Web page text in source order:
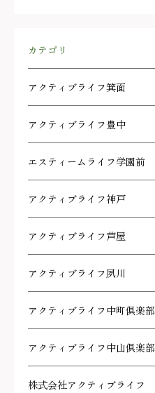
カテゴリ
アクティブライフ箕面
アクティブライフ豊中
エスティームライフ学園前
アクティブライフ神戸
アクティブライフ芦屋
アクティブライフ夙川
アクティブライフ中町倶楽部
アクティブライフ中山倶楽部
株式会社アクティブライフ